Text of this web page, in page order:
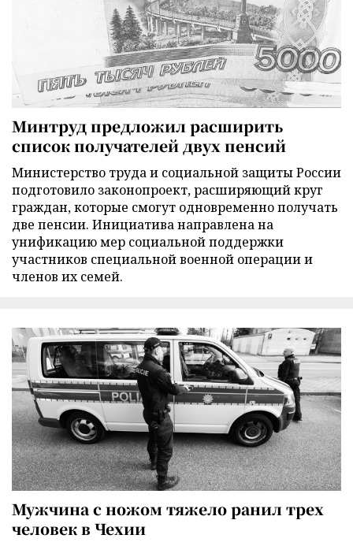
Минтруд предложил расширить
список получателей двух пенсий
Министерство труда и социальной защиты России
подготовило законопроект, расширяющий круг
граждан, которые смогут одновременно получать
две пенсии. Инициатива направлена на
унификацию мер социальной поддержки
участников специальной военной операции и
членов их семей.
Мужчина с ножом тяжело ранил трех
человек в Чехии